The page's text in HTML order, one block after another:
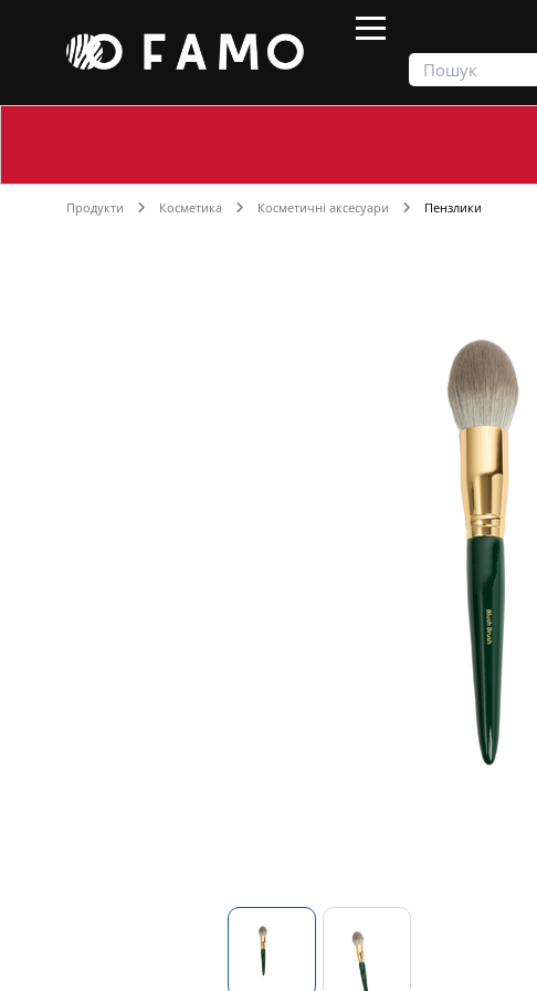
Продукти Косметика Косметичні аксесуари Пензлики